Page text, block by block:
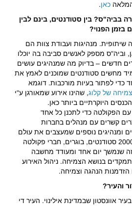
כאן.
בביה"ס? בין סטודנטים, בינם לבין
הפנוי?
שיתופית. מנהיגות ועבודת צוות הם
וביה"ס מספק לאנשים סביבה בה יוכלו
חדשים – בדיוק מה שמנהיגים עושים
מחשים סטודנטים שמוכנים לאמץ את
כדי לפתור בעיות מורכבות. דוגמא
של קלוג, שהינו אירוע שמאורגן ע"י
היוקרתיים ביותר כאן.
הפקולטה כדי לתכנן כל אחד
קשרים עם מנהלים בחברות
ומנהיגים נוספים שמעצבים את עולם
העסקים שלנו כיום. מעל 2000 סטודנטים, בוגרים, חברי פקולטה
שנמשך יום אחד ומעודד מחשבה
בנושא הצמיחה. ניהול האירוע
הזדמנות הנהגה וצמיחה.
והעיר?
אוונסטון שבמדינת אילינוי. העיר די